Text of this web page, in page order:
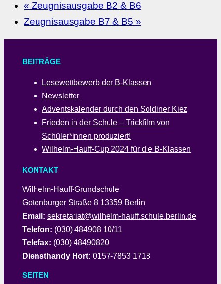
« Zeugnisausgabe B2 & B6
Zeugnisausgabe B7 & B5 »
BEITRÄGE
Lesewettbewerb der B-Klassen
Newsletter
Adventskalender durch den Soldiner Kiez
Frieden in der Schule – Trickfilm von
Schüler*innen produziert!
Wilhelm-Hauff-Cup 2024 für die B-Klassen
KONTAKT
Wilhelm-Hauff-Grundschule
Gotenburger Straße 8 13359 Berlin
Email: sekretariat@wilhelm-hauff.schule.berlin.de
Telefon: (030) 484908 10/11
Telefax: (030) 48490820
Diensthandy Hort: 0157-7853 1718
SEITEN